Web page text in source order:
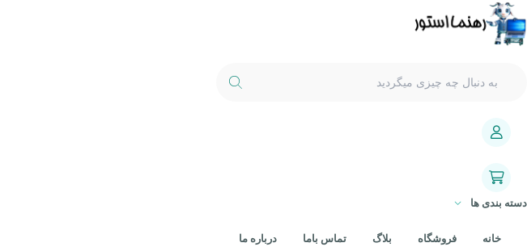
دسته بندی ها
خانه فروشگاه بلاگ تماس باما
درباره ما